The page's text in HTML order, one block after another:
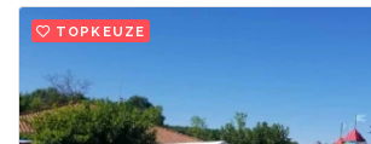
TOPKEUZE